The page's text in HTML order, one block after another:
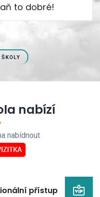
to dobré!
nabízí
nabídnout
přístup